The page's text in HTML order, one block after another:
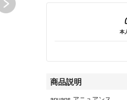
本
商品説明